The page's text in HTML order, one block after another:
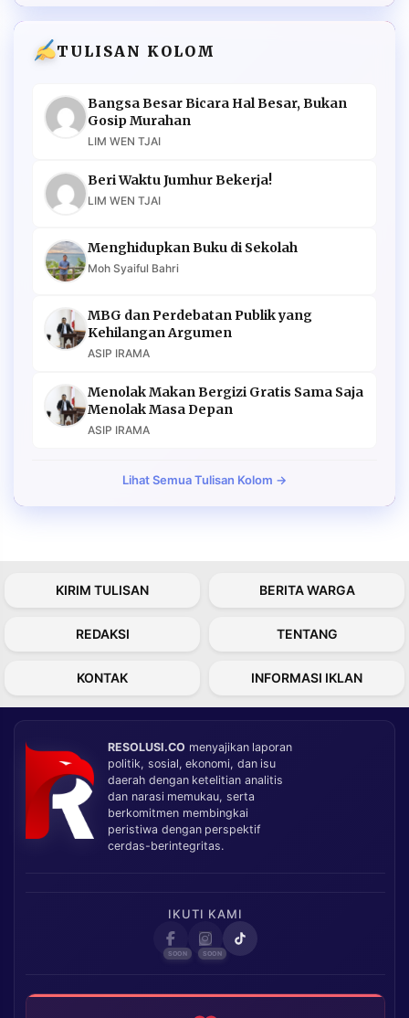
TULISAN KOLOM
Bangsa Besar Bicara Hal Besar, Bukan
Gosip Murahan
LIM WEN TJAI
Beri Waktu Jumhur Bekerja!
LIM WEN TJAI
Menghidupkan Buku di Sekolah
Moh Syaiful Bahri
MBG dan Perdebatan Publik yang
Kehilangan Argumen
ASIP IRAMA
Menolak Makan Bergizi Gratis Sama Saja
Menolak Masa Depan
ASIP IRAMA
Lihat Semua Tulisan Kolom →
KIRIM TULISAN BERITA WARGA
REDAKSI TENTANG
KONTAK INFORMASI IKLAN
RESOLUSI.CO menyajikan laporan
politik, sosial, ekonomi, dan isu
daerah dengan ketelitian analitis
dan narasi memukau, serta
berkomitmen membingkai
peristiwa dengan perspektif
cerdas-berintegritas.
IKUTI KAMI